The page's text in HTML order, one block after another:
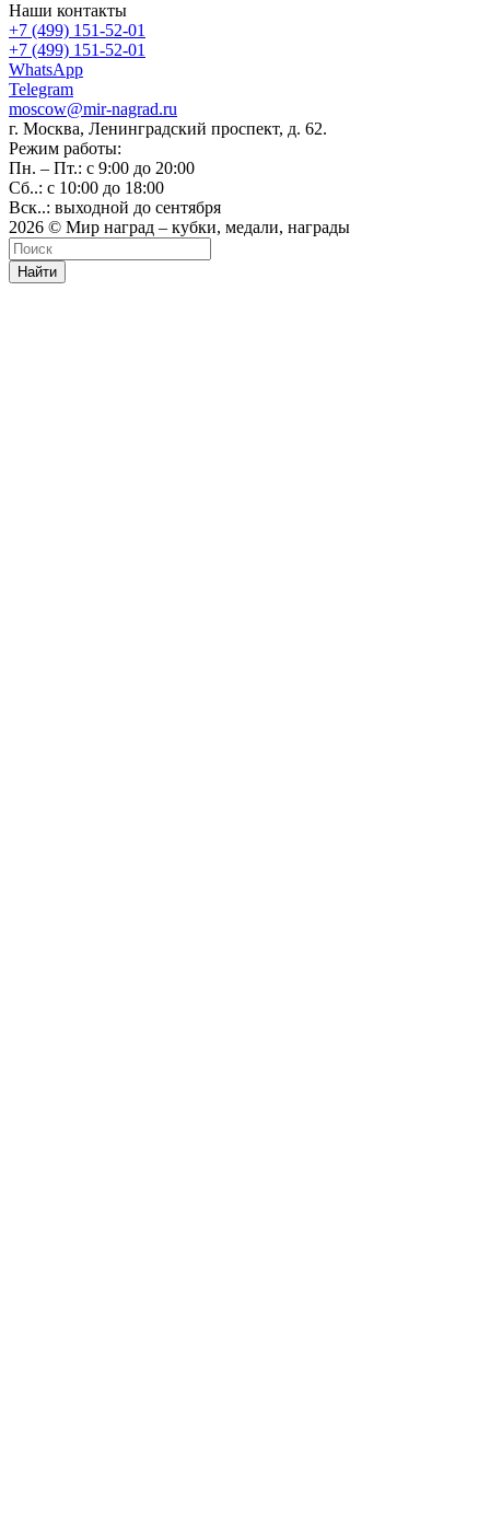
Наши контакты
+7 (499) 151-52-01
+7 (499) 151-52-01
WhatsApp
Telegram
moscow@mir-nagrad.ru
г. Москва, Ленинградский проспект, д. 62.
Режим работы:
Пн. – Пт.: с 9:00 до 20:00
Сб..: с 10:00 до 18:00
Вск..: выходной до сентября
2026 © Мир наград – кубки, медали, награды
Найти